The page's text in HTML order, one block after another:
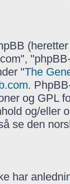
"The
.
og GPL
og/eller
se den
har